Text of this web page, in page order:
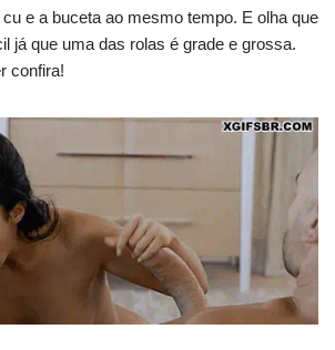
e a buceta ao mesmo tempo. E olha que
já que uma das rolas é grade e grossa.
confira!